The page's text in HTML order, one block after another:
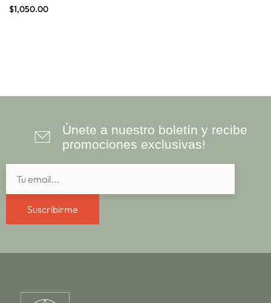
$1,050.00
Únete a nuestro boletín y recibe
promociones exclusivas!
Suscribirme